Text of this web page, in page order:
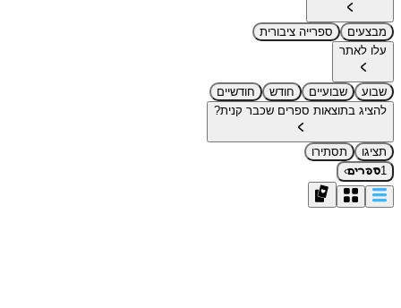
מבצעים
ספרייה ציבורית
עלו לאתר
שבוע שבועיים חודש
חודשיים
להציג בתוצאות ספרים שכבר קנית?
תציגו
תסתירו
1ספרים›